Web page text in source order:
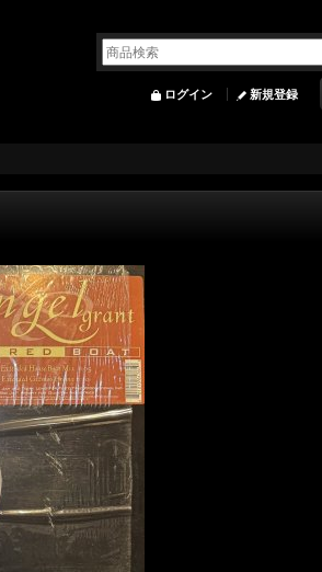
ログイン 新規登録